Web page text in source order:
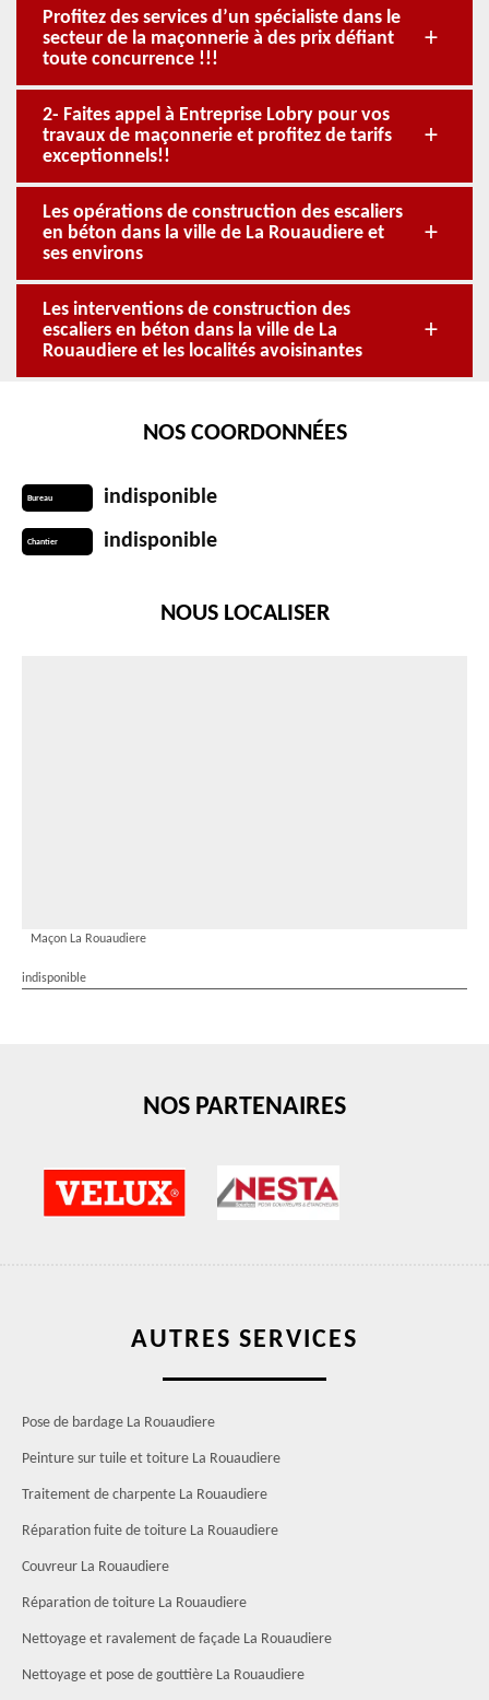
Profitez des services d’un spécialiste dans le
secteur de la maçonnerie à des prix défiant
toute concurrence !!!
2- Faites appel à Entreprise Lobry pour vos
travaux de maçonnerie et profitez de tarifs
exceptionnels!!
Les opérations de construction des escaliers
en béton dans la ville de La Rouaudiere et
ses environs
Les interventions de construction des
escaliers en béton dans la ville de La
Rouaudiere et les localités avoisinantes
NOS COORDONNÉES
Bureau indisponible
Chantier indisponible
NOUS LOCALISER
Maçon La Rouaudiere
indisponible
NOS PARTENAIRES
AUTRES SERVICES
Pose de bardage La Rouaudiere
Peinture sur tuile et toiture La Rouaudiere
Traitement de charpente La Rouaudiere
Réparation fuite de toiture La Rouaudiere
Couvreur La Rouaudiere
Réparation de toiture La Rouaudiere
Nettoyage et ravalement de façade La Rouaudiere
Nettoyage et pose de gouttière La Rouaudiere